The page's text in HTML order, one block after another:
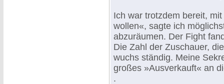
Ich war trotzdem bereit,
wollen«, sagte ich
abzuräumen. Der Fight
Die Zahl der Zuschauer,
wuchs ständig. Meine
großes »Ausverkauft« an
.